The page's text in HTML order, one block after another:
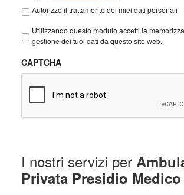
l'informativa
sulla
privacy *
Autorizzo il trattamento dei miei dati personali
Privacy *
Utilizzando questo modulo accetti la
gestione dei tuoi dati da questo sito web.
CAPTCHA
I nostri servizi per
Privata Presidio